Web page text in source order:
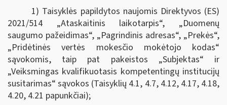
1) Taisyklės papildytos naujomis Direktyvos (ES)
2021/514 „Ataskaitinis laikotarpis“, „Duomenų
saugumo pažeidimas“, „Pagrindinis adresas“, „Prekės“,
„Pridėtinės vertės mokesčio mokėtojo kodas“
sąvokomis, taip pat pakeistos „Subjektas“ ir
„Veiksmingas kvalifikuotasis kompetentingų institucijų
susitarimas“ sąvokos (Taisyklių 4.1, 4.7, 4.12, 4.17, 4.18,
4.20, 4.21 papunkčiai);